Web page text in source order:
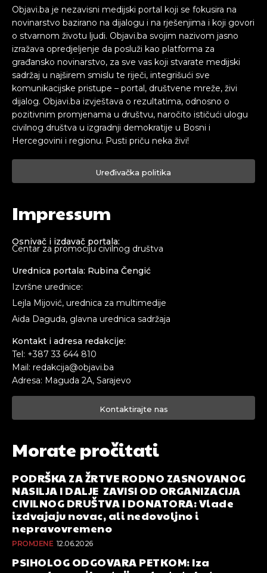
Objavi.ba je nezavisni medijski portal koji se fokusira na
novinarstvo bazirano na dijalogu i na rješenjima i koji govori
o stvarnom životu ljudi. Objavi.ba svojim nazivom jasno
izražava opredjeljenje da posluži kao platforma za
građansko novinarstvo, za sve vas koji stvarate medijski
sadržaj u najširem smislu te riječi, integrišući sve
komunikacijske pristupe – portal, društvene mreže, živi
dijalog. Objavi.ba izvještava o rezultatima, odnosno o
pozitivnim promjenama u društvu, naročito ističući ulogu
civilnog društva u izgradnji demokratije u Bosni i
Hercegovini i regionu. Pusti priču neka živi!
Uređivačka politika
Impressum
Osnivač i izdavač portala:
Centar za promociju civilnog društva
Urednica portala: Rubina Čengić
Izvršne urednice:
Lejla Mijović, urednica za multimedije
Aida Daguda, glavna urednica sadržaja
Kontakt i adresa redakcije:
Tel: +387 33 644 810
Mail: redakcija@objavi.ba
Adresa: Maguda 2A, Sarajevo
Kontaktirajte nas
Morate pročitati
PODRŠKA ZA ŽRTVE RODNO ZASNOVANOG
NASILJA I DALJE ZAVISI OD ORGANIZACIJA
CIVILNOG DRUŠTVA I DONATORA: Vlade
izdvajaju novac, ali nedovoljno i
nepravovremeno
PROMJENE 12.06.2026
PSIHOLOG ODGOVARA PETKOM: Iza